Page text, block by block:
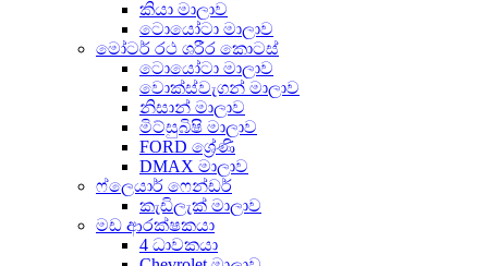
කියා මාලාව
ටොයෝටා මාලාව
මෝටර් රථ ශරීර කොටස්
ටොයෝටා මාලාව
වොක්ස්වැගන් මාලාව
නිසාන් මාලාව
මිට්සුබිෂි මාලාව
FORD ශ්‍රේණි
DMAX මාලාව
ෆ්ලෙයාර් ෆෙන්ඩර්
කැඩිලැක් මාලාව
මඩ ආරක්ෂකයා
4 ධාවකයා